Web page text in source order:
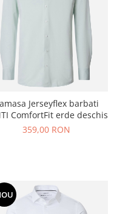
Jerseyflex barbati
ComfortFit erde deschis
359,00 RON